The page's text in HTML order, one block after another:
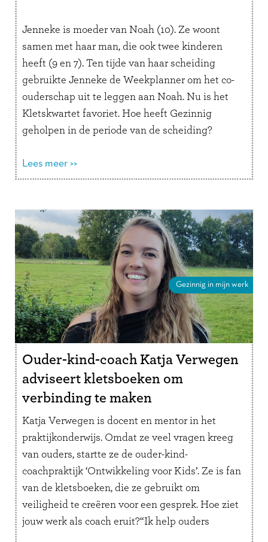
Jenneke is moeder van Noah (10). Ze woont
samen met haar man, die ook twee kinderen
heeft (9 en 7). Ten tijde van haar scheiding
gebruikte Jenneke de Weekplanner om het co-
ouderschap uit te leggen aan Noah. Nu is het
Kletskwartet favoriet. Hoe heeft Gezinnig
geholpen in de periode van de scheiding?
Lees meer >>
Gezinnig in mijn werk
Ouder-kind-coach Katja Verwegen
adviseert kletsboeken om
verbinding te maken
Katja Verwegen is docent en mentor in het
praktijkonderwijs. Omdat ze veel vragen kreeg
van ouders, startte ze de ouder-kind-
coachpraktijk ‘Ontwikkeling voor Kids’. Ze is fan
van de kletsboeken, die ze gebruikt om
veiligheid te creëren voor een gesprek. Hoe ziet
jouw werk als coach eruit?“Ik help ouders